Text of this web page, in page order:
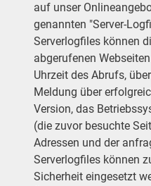
auf unser
genannten "Server-
Serverlogfiles können
abgerufenen
Uhrzeit des Abrufs,
Meldung über
Version, das
(die zuvor besuchte
Adressen und der
Serverlogfiles können
Sicherheit eingesetzt